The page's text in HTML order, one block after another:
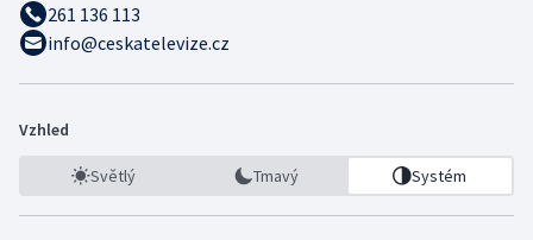
261 136 113
info@ceskatelevize.cz
Vzhled
Světlý Tmavý Systém